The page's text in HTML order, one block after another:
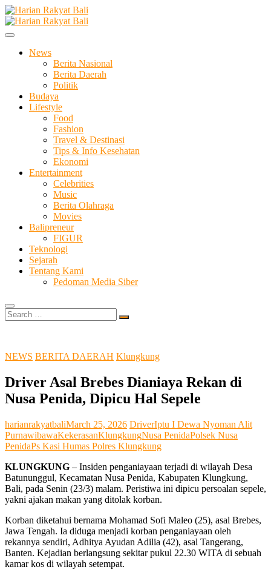
Skip
to
content
Harian Rakyat Bali
Membangun Semangat Kehidupan dan Berbangsa
News
Berita Nasional
Berita Daerah
Politik
Budaya
Lifestyle
Food
Fashion
Travel & Destinasi
Tips & Info Kesehatan
Ekonomi
Entertainment
Celebrities
Music
Berita Olahraga
Movies
Balipreneur
FIGUR
Teknologi
Sejarah
Tentang Kami
Pedoman Media Siber
Search
…
NEWS BERITA DAERAH Klungkung
Driver Asal Brebes Dianiaya Rekan di
Nusa Penida, Dipicu Hal Sepele
harianrakyatbaliMarch 25, 2026 DriverIptu I Dewa Nyoman Alit
PurnawibawaKekerasanKlungkungNusa PenidaPolsek Nusa
PenidaPs Kasi Humas Polres Klungkung
KLUNGKUNG – Insiden penganiayaan terjadi di wilayah Desa
Batununggul, Kecamatan Nusa Penida, Kabupaten Klungkung,
Bali, pada Senin (23/3) malam. Peristiwa ini dipicu persoalan sepele,
yakni ajakan makan yang ditolak korban.
Korban diketahui bernama Mohamad Sofi Maleo (25), asal Brebes,
Jawa Tengah. Ia diduga menjadi korban penganiayaan oleh
rekannya sendiri, Adhitya Ayudan Adilia (42), asal Tangerang,
Banten. Kejadian berlangsung sekitar pukul 22.30 WITA di sebuah
kamar kos di wilayah setempat.